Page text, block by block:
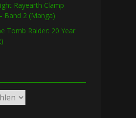
Rayearth Clamp
Band 2 (Manga)
Tomb Raider: 20 Year